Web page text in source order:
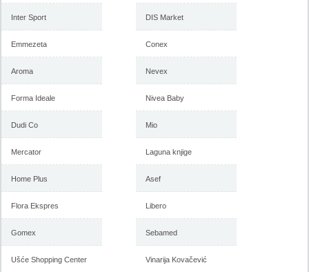
nameštaja, katalog 7-31.
Inter Sport
Emmezeta
Aroma
Forma Ideale
Dudi Co
Mercator
Home Plus
Flora Ekspres
Gomex
Ušće Shopping Center
DIS Market
Conex
Nevex
Nivea Baby
Mio
Laguna knjige
Asef
Libero
Sebamed
Vinarija Kovačević